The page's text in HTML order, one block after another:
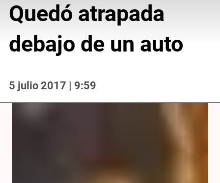
Quedó atrapada
debajo de un auto
5 julio 2017 | 9:59